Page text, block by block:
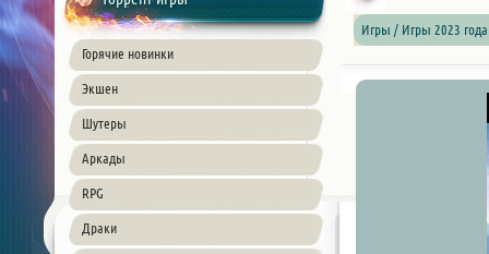
Горячие новинки
Экшен
Шутеры
Аркады
RPG
Драки
Игры / Игры 2023